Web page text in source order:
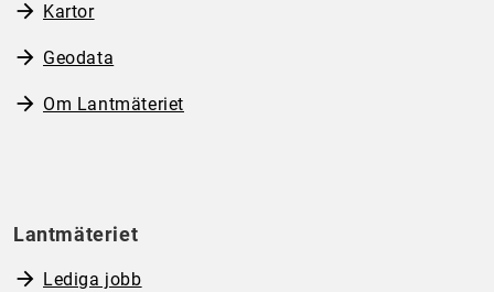
Kartor
Geodata
Om Lantmäteriet
Lantmäteriet
Lediga jobb